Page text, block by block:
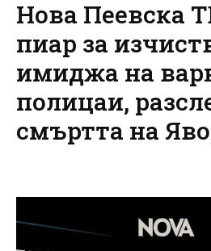
Нова Пеевска
пиар за
имиджа на
полицаи,
смъртта на